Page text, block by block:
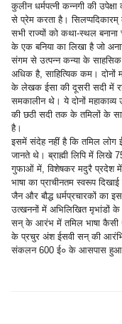
कुलीन धर्मपत्नी कन्नगी की
से प्रेम करता है।
सभी राज्यों को कथा-स्थल बनाना
के एक बनिया का लिखा है जो
संगम से उत्पन्न कन्या के साहसिक
अधिक है, साहित्यिक कम। दोनों
के लेखक ईसा की दूसरी सदी में
समकालीन थे। ये दोनों महाकाव्य
की छठी सदी तक के तमिलों के
है।
इसमें संदेह नहीं है कि तमिल
जानते थे। ब्राह्मी लिपि में
गुफाओं में, विशेषकर मदुरै प्रदेश में
भाषा का प्राचीनतम स्वरूप
जैन और बौद्ध धर्मप्रचारकों का
उत्खननों में अभिलिखित मृभांडों
सन् के आरंभ में तमिल भाषा कैसी
के प्रचुर अंश ईसवी सन् की
संकलन 600 ई० के आसपास